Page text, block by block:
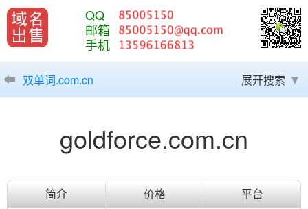
QQ
邮箱
手机
双单词.com.cn 展开搜索
goldforce.com.cn
简介 价格
平台